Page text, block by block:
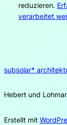
reduzieren.
verarbeitet
subsolar*
Hebert und
Erstellt mit